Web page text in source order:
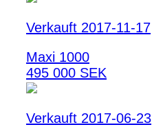
Verkauft 2017-11-17
Maxi 1000
495 000 SEK
Verkauft 2017-06-23